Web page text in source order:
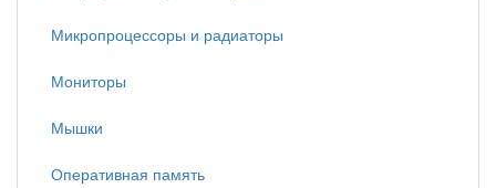
Микропроцессоры и радиаторы
Мониторы
Мышки
Оперативная память